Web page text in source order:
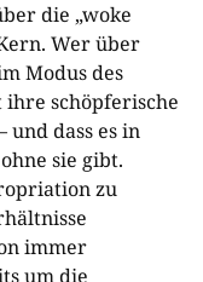
die „woke
Wer über
Modus des
schöpferische
dass es in
sie gibt.
zu
immer
um die